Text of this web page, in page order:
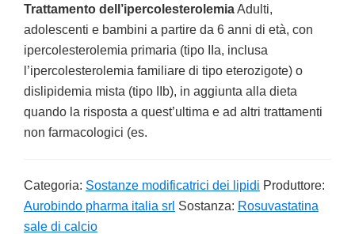
Trattamento dell’ipercolesterolemiaAdulti,
adolescenti e bambini a partire da 6 anni di età, con
ipercolesterolemia primaria (tipo IIa, inclusa
l’ipercolesterolemia familiare di tipo eterozigote) o
dislipidemia mista (tipo IIb), in aggiunta alla dieta
quando la risposta a quest’ultima e ad altri trattamenti
non farmacologici (es.
Categoria: Sostanze modificatrici dei lipidi Produttore:
Aurobindo pharma italia srl Sostanza: Rosuvastatina
sale di calcio